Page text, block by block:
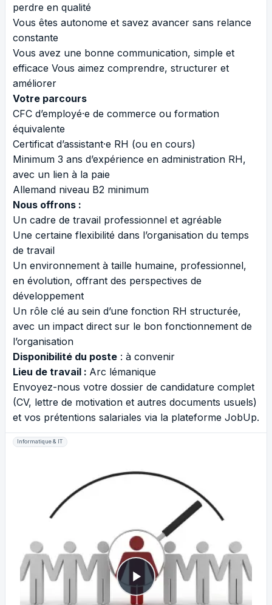
perdre en qualité
Vous êtes autonome et savez avancer sans relance
constante
Vous avez une bonne communication, simple et
efficace Vous aimez comprendre, structurer et
améliorer
Votre parcours
CFC d’employé·e de commerce ou formation
équivalente
Certificat d’assistant·e RH (ou en cours)
Minimum 3 ans d’expérience en administration RH,
avec un lien à la paie
Allemand niveau B2 minimum
Nous offrons :
Un cadre de travail professionnel et agréable
Une certaine flexibilité dans l’organisation du temps
de travail
Un environnement à taille humaine, professionnel,
en évolution, offrant des perspectives de
développement
Un rôle clé au sein d’une fonction RH structurée,
avec un impact direct sur le bon fonctionnement de
l’organisation
Disponibilité du poste : à convenir
Lieu de travail : Arc lémanique
Envoyez-nous votre dossier de candidature complet
(CV, lettre de motivation et autres documents usuels)
et vos prétentions salariales via la plateforme JobUp.
Informatique & IT